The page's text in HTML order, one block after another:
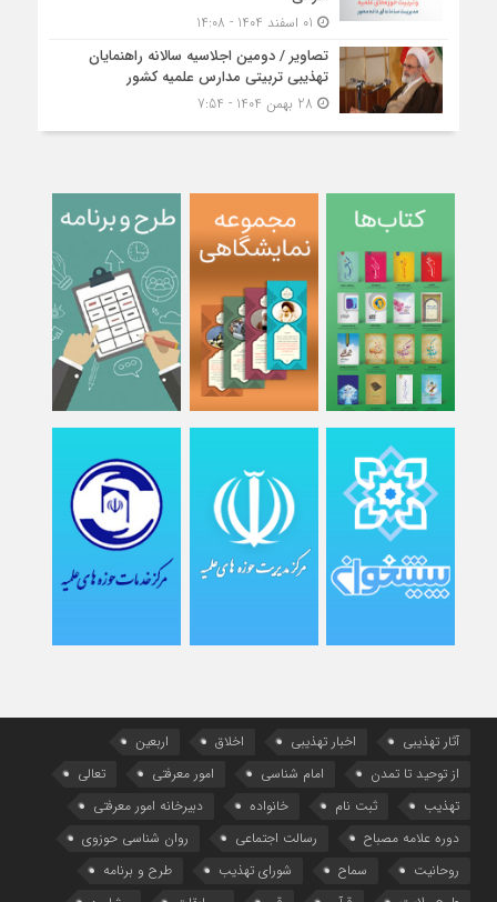
تصاویر / دومین اجلاسیه سالانه راهنمایان
تهذیبی تربیتی مدارس علمیه کشور
آثار تهذیبی اخبار تهذیبی اخلاق
اربعین
از توحید تا تمدن
امام شناسی امور معرفتی
تعالی
تهذیب
ثبت نام خانواده
دبیرخانه امور معرفتی
دوره علامه مصباح
رسالت اجتماعی
روان شناسی حوزوی
روحانیت
سماح شورای تهذیب
طرح و برنامه